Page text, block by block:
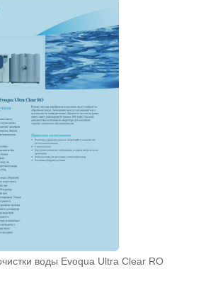
воды Evoqua Ultra Clear RO